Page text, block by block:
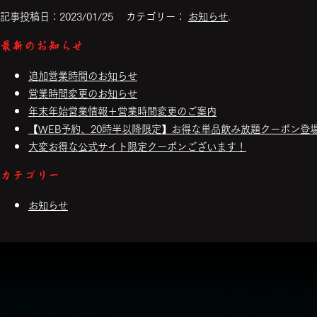
記事投稿日：2023/01/25 カテゴリー： お知らせ.
最新のお知らせ
追加営業時間のお知らせ
営業時間変更のお知らせ
年末年始営業情報＋営業時間変更のご案内
【WEB予約、20時半以降限定】お得な単品飲み放題クーポン登
大変お得な公式サイト限定クーポンございます！
カテゴリー
お知らせ